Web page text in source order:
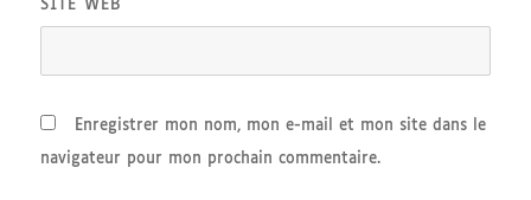
SITE WEB
Enregistrer mon nom, mon e-mail et mon site dans le
navigateur pour mon prochain commentaire.